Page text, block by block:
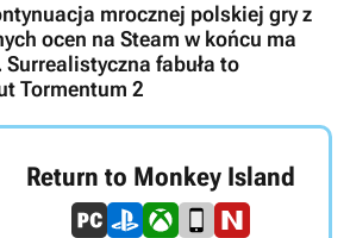
mrocznej polskiej gry z
ocen na Steam w końcu ma
Surrealistyczna fabuła to
Tormentum 2
Return to Monkey Island